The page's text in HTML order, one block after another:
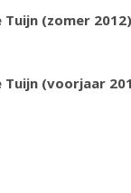
Tuijn (zomer
Tuijn (voorjaar